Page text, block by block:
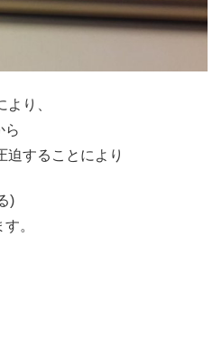
り、
ら
迫することにより
)
。